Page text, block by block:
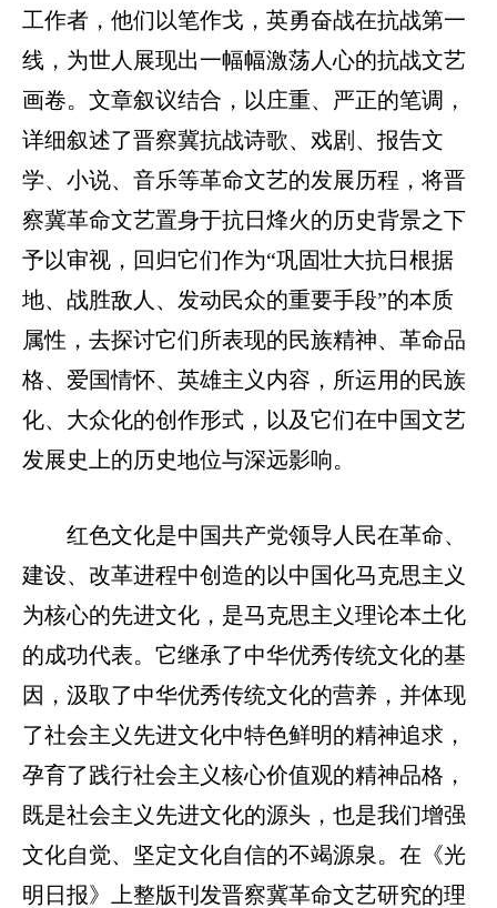
工作者，他们以笔作戈，英勇奋战在抗战第一
线，为世人展现出一幅幅激荡人心的抗战文艺
画卷。文章叙议结合，以庄重、严正的笔调，
详细叙述了晋察冀抗战诗歌、戏剧、报告文
学、小说、音乐等革命文艺的发展历程，将晋
察冀革命文艺置身于抗日烽火的历史背景之下
予以审视，回归它们作为“巩固壮大抗日根据
地、战胜敌人、发动民众的重要手段”的本质
属性，去探讨它们所表现的民族精神、革命品
格、爱国情怀、英雄主义内容，所运用的民族
化、大众化的创作形式，以及它们在中国文艺
发展史上的历史地位与深远影响。
红色文化是中国共产党领导人民在革命、
建设、改革进程中创造的以中国化马克思主义
为核心的先进文化，是马克思主义理论本土化
的成功代表。它继承了中华优秀传统文化的基
因，汲取了中华优秀传统文化的营养，并体现
了社会主义先进文化中特色鲜明的精神追求，
孕育了践行社会主义核心价值观的精神品格，
既是社会主义先进文化的源头，也是我们增强
文化自觉、坚定文化自信的不竭源泉。在《光
明日报》上整版刊发晋察冀革命文艺研究的理